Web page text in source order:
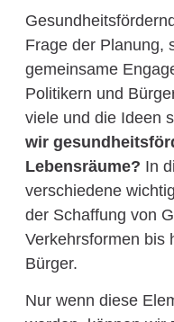
Frage der Planung,
gemeinsame
Politikern und
viele und die Ideen
wir
Lebensräume? In
verschiedene
der Schaffung von
Verkehrsformen bis
Bürger.
Nur wenn diese